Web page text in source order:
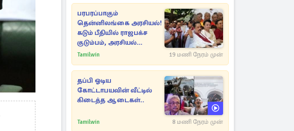
பரபரப்பாகும்
தென்னிலங்கை அரசியல்!
கடும் பீதியில் ராஜபக்ச
குடும்பம், அரசியல்
நட்புகள்
Tamilwin 19 மணி நேரம் முன்
தப்பி ஓடிய
கோட்டாபயவின் வீட்டில்
கிடைத்த ஆடைகள்..
Tamilwin 8 மணி நேரம் முன்